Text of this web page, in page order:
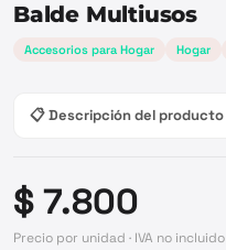
Balde Multiusos
Accesorios para Hogar Hogar
📋 Descripción del producto
$ 7.800
Precio por unidad · IVA no incluido